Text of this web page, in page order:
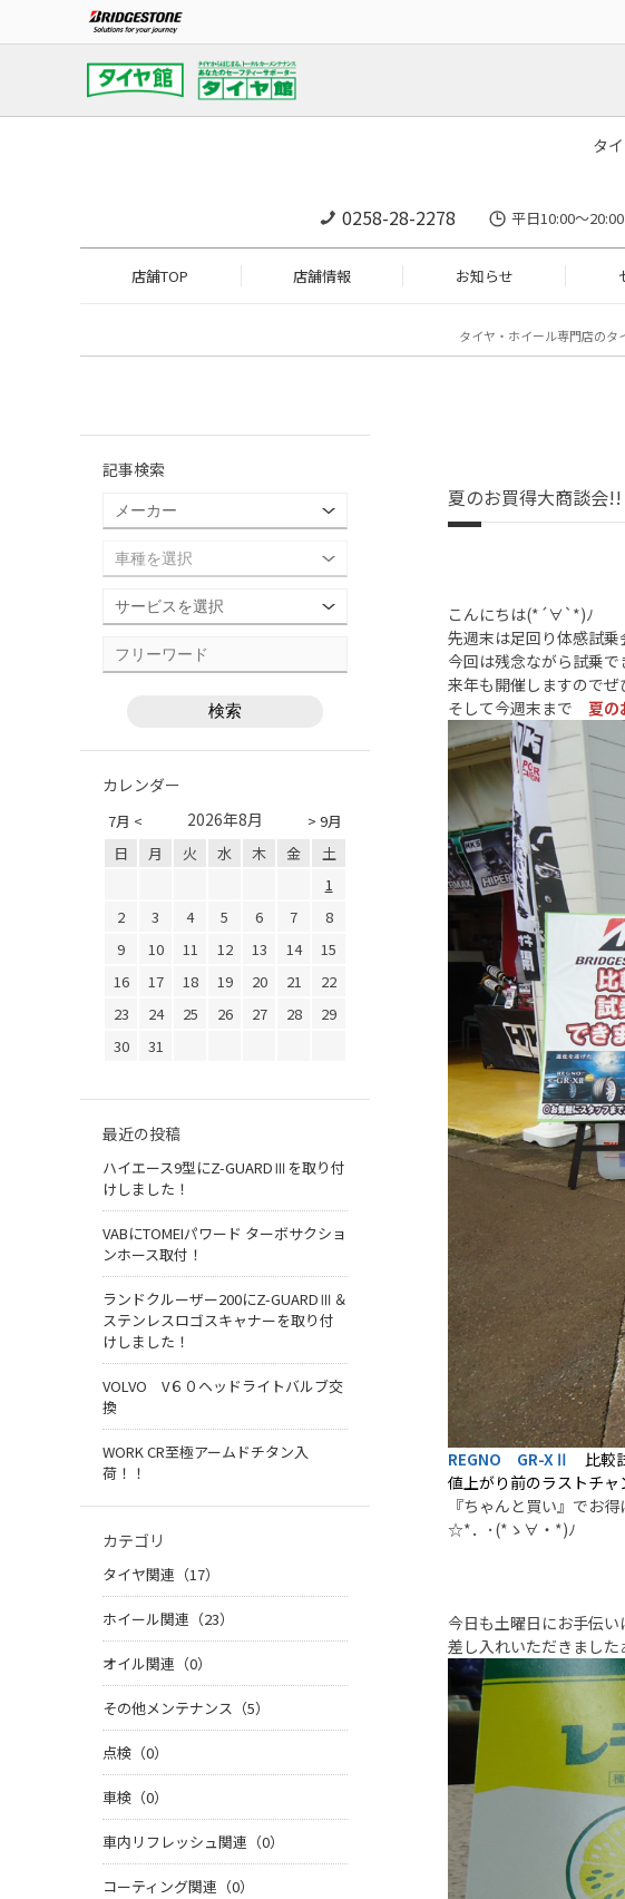
タ
0258-28-2278 平日10:00～
店舗TOP 店舗情報 お知らせ
タイヤ・ホイール専門店のタ
夏のお買得大商談会
こんにちは(*´∀`*)ﾉ
先週末は足回り体感試乗
今回は残念ながら試乗
来年も開催しますのでぜ
そして今週末まで 夏の
REGNO GR-XⅡ 比較
値上がり前のラストチャ
『ちゃんと買い』でお
☆*．･(*ゝ∀・*)ﾉ
今日も土曜日にお手伝い
差し入れいただきまし
記事検索
カレンダー
7月 < > 9月
2026年8月
日 月 火 水 木 金
土
1
2
3 4 5 6 7
8
9
10 11 12 13 14
15
16
17 18 19 20 21
22
23
24 25 26 27 28
29
30
31
最近の投稿
ハイエース9型にZ-GUARDⅢを取り付
けしました！
VABにTOMEIパワード ターボサクショ
ンホース取付！
ランドクルーザー200にZ-GUARDⅢ＆
ステンレスロゴスキャナーを取り付
けしました！
VOLVO V６０ヘッドライトバルブ交
換
WORK CR至極アームドチタン入
荷！！
カテゴリ
タイヤ関連（17）
ホイール関連（23）
オイル関連（0）
その他メンテナンス（5）
点検（0）
車検（0）
車内リフレッシュ関連（0）
コーティング関連（0）